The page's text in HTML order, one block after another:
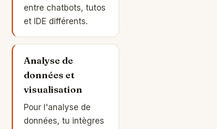
entre chatbots, tutos
et IDE différents.
Analyse de
données et
visualisation
Pour l'analyse de
données, tu intègres